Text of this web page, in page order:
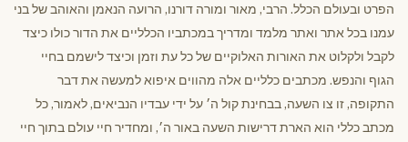
הפרט ובעולם הכלל. הרבי, מאור ומורה דורנו, הרועה הנאמן והאוהב של בני
עמנו בכל אתר ואתר מלמד ומדריך במכתביו הכלליים את הדור כולו כיצד
לקבל ולקלוט את האורות האלוקיים של כל עת וזמן וכיצד לישמם בחיי
הגוף והנפש. מכתבים כלליים אלה מהווים איפוא למעשה את דבר
התקופה, זו צו השעה, בבחינת קול ה׳ על ידי עבדיו הנביאים, לאמור, כל
מכתב כללי הוא הארת דרישות השעה באור ה׳, ומחדיר חיי עולם בתוך חיי